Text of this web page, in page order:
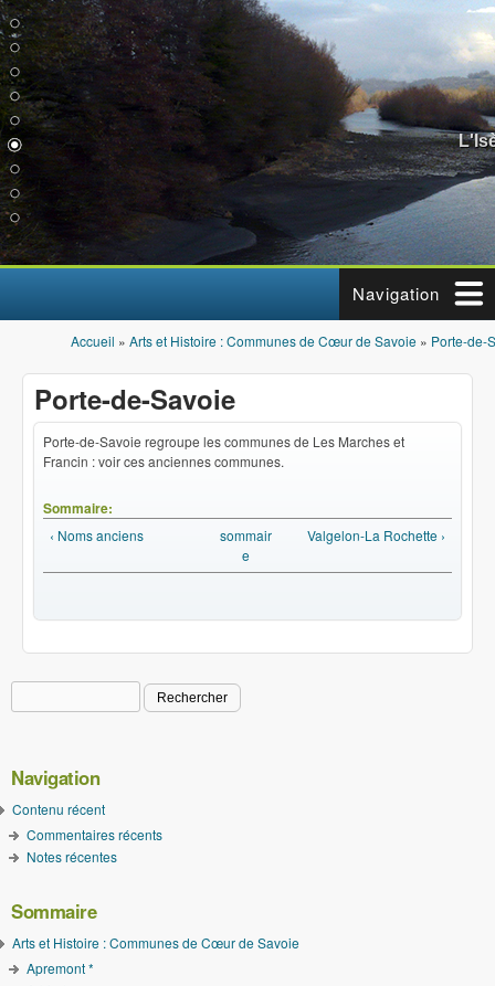
Aller au contenu principal
Navigation
Vous êtes ici
Accueil » Arts et Histoire : Communes de Cœur de Savoie » Porte-de-
Porte-de-Savoie
Porte-de-Savoie regroupe les communes de Les Marches et
Francin : voir ces anciennes communes.
Sommaire:
‹ Noms anciens
sommair
e
Valgelon-La Rochette ›
Formulaire de recherche
Navigation
Contenu récent
Commentaires récents
Notes récentes
Sommaire
Arts et Histoire : Communes de Cœur de Savoie
Apremont *